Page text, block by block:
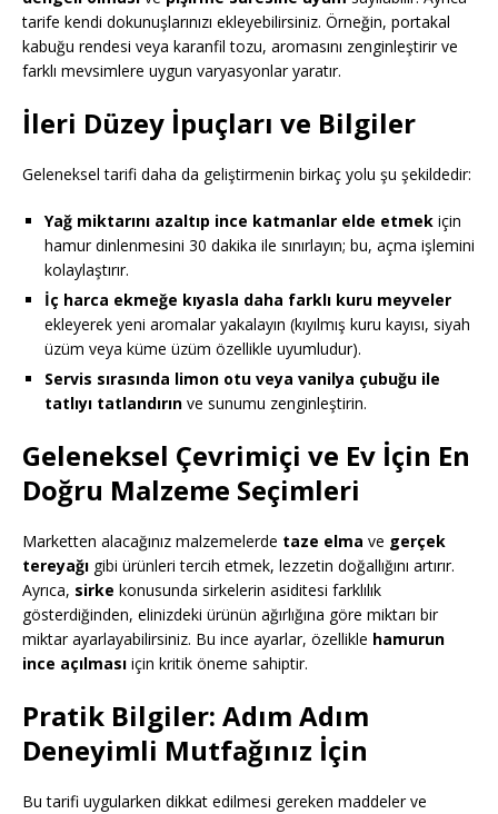
tarife kendi dokunuşlarınızı ekleyebilirsiniz. Örneğin, portakal
kabuğu rendesi veya karanfil tozu, aromasını zenginleştirir ve
farklı mevsimlere uygun varyasyonlar yaratır.
İleri Düzey İpuçları ve Bilgiler
Geleneksel tarifi daha da geliştirmenin birkaç yolu şu şekildedir:
Yağ miktarını azaltıp ince katmanlar elde etmek için
hamur dinlenmesini 30 dakika ile sınırlayın; bu, açma işlemini
kolaylaştırır.
İç harca ekmeğe kıyasla daha farklı kuru meyveler
ekleyerek yeni aromalar yakalayın (kıyılmış kuru kayısı, siyah
üzüm veya küme üzüm özellikle uyumludur).
Servis sırasında limon otu veya vanilya çubuğu ile
tatlıyı tatlandırın ve sunumu zenginleştirin.
Geleneksel Çevrimiçi ve Ev İçin En
Doğru Malzeme Seçimleri
Marketten alacağınız malzemelerde taze elma ve gerçek
tereyağı gibi ürünleri tercih etmek, lezzetin doğallığını artırır.
Ayrıca, sirke konusunda sirkelerin asiditesi farklılık
gösterdiğinden, elinizdeki ürünün ağırlığına göre miktarı bir
miktar ayarlayabilirsiniz. Bu ince ayarlar, özellikle hamurun
ince açılması için kritik öneme sahiptir.
Pratik Bilgiler: Adım Adım
Deneyimli Mutfağınız İçin
Bu tarifi uygularken dikkat edilmesi gereken maddeler ve